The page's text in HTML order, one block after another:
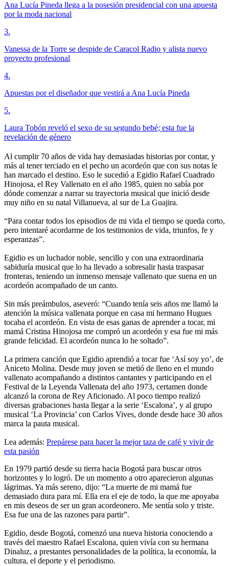
Ana Lucía Pineda llega a la posesión presidencial con una apuesta
por la moda nacional
3.
Vanessa de la Torre se despide de Caracol Radio y alista nuevo
proyecto profesional
4.
Apuestas por el diseñador que vestirá a Ana Lucía Pineda
5.
Laura Tobón reveló el sexo de su segundo bebé; esta fue la
revelación de género
Al cumplir 70 años de vida hay demasiadas historias por contar, y
más al tener terciado en el pecho un acordeón que con sus notas le
han marcado el destino. Eso le sucedió a Egidio Rafael Cuadrado
Hinojosa, el Rey Vallenato en el año 1985, quien no sabía por
dónde comenzar a narrar su trayectoria musical que inició desde
muy niño en su natal Villanueva, al sur de La Guajira.
“Para contar todos los episodios de mi vida el tiempo se queda corto,
pero intentaré acordarme de los testimonios de vida, triunfos, fe y
esperanzas”.
Egidio es un luchador noble, sencillo y con una extraordinaria
sabiduría musical que lo ha llevado a sobresalir hasta traspasar
fronteras, teniendo un inmenso mensaje vallenato que suena en un
acordeón acompañado de un canto.
Sin más preámbulos, aseveró: “Cuando tenía seis años me llamó la
atención la música vallenata porque en casa mi hermano Hugues
tocaba el acordeón. En vista de esas ganas de aprender a tocar, mi
mamá Cristina Hinojosa me compró un acordeón y esa fue mi más
grande felicidad. El acordeón nunca lo he soltado”.
La primera canción que Egidio aprendió a tocar fue ‘Así soy yo’, de
Aniceto Molina. Desde muy joven se metió de lleno en el mundo
vallenato acompañando a distintos cantantes y participando en el
Festival de la Leyenda Vallenata del año 1973, certamen donde
alcanzó la corona de Rey Aficionado. Al poco tiempo realizó
diversas grabaciones hasta llegar a la serie ‘Escalona’, y al grupo
musical ‘La Provincia’ con Carlos Vives, donde desde hace 30 años
marca la pauta musical.
Lea además: Prepárese para hacer la mejor taza de café y vivir de
esta pasión
En 1979 partió desde su tierra hacia Bogotá para buscar otros
horizontes y lo logró. De un momento a otro aparecieron algunas
lágrimas. Ya más sereno, dijo: “La muerte de mi mamá fue
demasiado dura para mí. Ella era el eje de todo, la que me apoyaba
en mis deseos de ser un gran acordeonero. Me sentía solo y triste.
Esa fue una de las razones para partir”.
Egidio, desde Bogotá, comenzó una nueva historia conociendo a
través del maestro Rafael Escalona, quien vivía con su hermana
Dinaluz, a prestantes personalidades de la política, la economía, la
cultura, el deporte y el periodismo.